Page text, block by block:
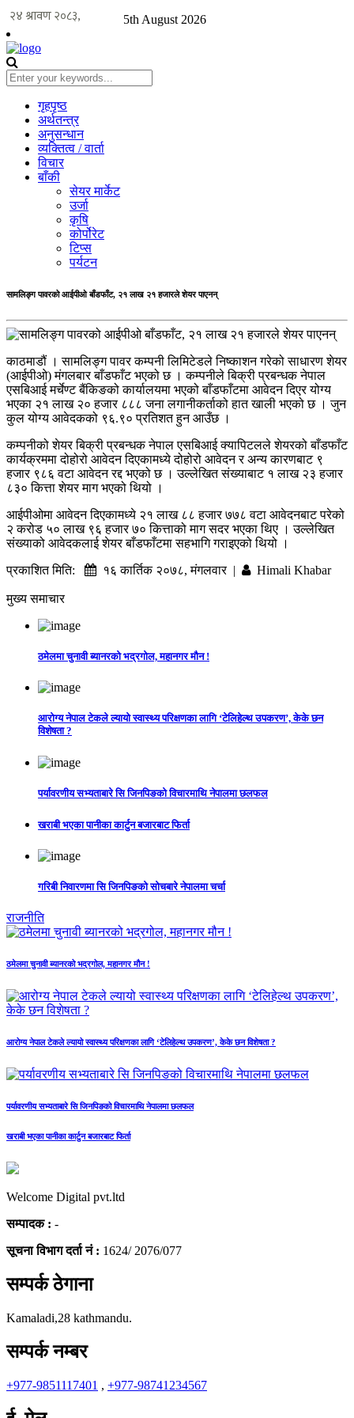
5th August 2026
गृहपृष्ठ
अर्थतन्त्र
अनुसन्धान
व्यक्तित्व / वार्ता
विचार
बाँकी
सेयर मार्केट
उर्जा
कृषि
कोर्पोरेट
टिप्स
पर्यटन
सामलिङ्ग पावरको आईपीओ बाँडफाँट, २१ लाख २१ हजारले शेयर पाएनन्
काठमाडौं । सामलिङ्ग पावर कम्पनी लिमिटेडले निष्काशन गरेको साधारण शेयर
(आईपीओ) मंगलबार बाँडफाँट भएको छ । कम्पनीले बिक्री प्रबन्धक नेपाल
एसबिआई मर्चेण्ट बैंकिङको कार्यालयमा भएको बाँडफाँटमा आवेदन दिएर योग्य
भएका २१ लाख २० हजार ८८८ जना लगानीकर्ताको हात खाली भएको छ । जुन
कुल योग्य आवेदकको ९६.९० प्रतिशत हुन आउँछ ।
कम्पनीको शेयर बिक्री प्रबन्धक नेपाल एसबिआई क्यापिटलले शेयरको बाँडफाँट
कार्यक्रममा दोहोरो आवेदन दिएकामध्ये दोहोरो आवेदन र अन्य कारणबाट ९
हजार ९८६ वटा आवेदन रद्द भएको छ । उल्लेखित संख्याबाट १ लाख २३ हजार
८३० कित्ता शेयर माग भएको थियो ।
आईपीओमा आवेदन दिएकामध्ये २१ लाख ८८ हजार ७७८ वटा आवेदनबाट परेको
२ करोड ५० लाख ९६ हजार ७० कित्ताको माग सदर भएका थिए । उल्लेखित
संख्याको आवेदकलाई शेयर बाँडफाँटमा सहभागि गराइएको थियो ।
प्रकाशित मिति:
१६ कार्तिक २०७८, मंगलवार | Himali Khabar
मुख्य समाचार
ठमेलमा चुनावी ब्यानरको भद्रगोल, महानगर मौन !
आरोग्य नेपाल टेकले ल्यायो स्वास्थ्य परिक्षणका लागि ‘टेलिहेल्थ उपकरण’, केके छन
विशेषता ?
पर्यावरणीय सभ्यताबारे सि जिनपिङको विचारमाथि नेपालमा छलफल
खराबी भएका पानीका कार्टुन बजारबाट फिर्ता
गरिबी निवारणमा सि जिनपिङको सोचबारे नेपालमा चर्चा
राजनीति
ठमेलमा चुनावी ब्यानरको भद्रगोल, महानगर मौन !
आरोग्य नेपाल टेकले ल्यायो स्वास्थ्य परिक्षणका लागि ‘टेलिहेल्थ उपकरण’, केके छन विशेषता ?
पर्यावरणीय सभ्यताबारे सि जिनपिङको विचारमाथि नेपालमा छलफल
खराबी भएका पानीका कार्टुन बजारबाट फिर्ता
Welcome Digital pvt.ltd
सम्पादक : -
सूचना विभाग दर्ता नं : 1624/ 2076/077
सम्पर्क ठेगाना
Kamaladi,28 kathmandu.
सम्पर्क नम्बर
+977-9851117401 , +977-98741234567